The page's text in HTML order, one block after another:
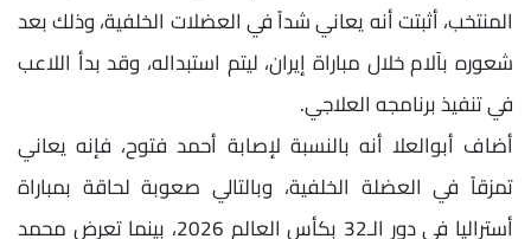
المنتخب، أثبتت أنه يعاني شداً في العضلات الخلفية، وذلك بعد
شعوره بآلام خلال مباراة إيران، ليتم استبداله، وقد بدأ اللاعب
في تنفيذ برنامجه العلاجي.
أضاف أبوالعلا أنه بالنسبة لإصابة أحمد فتوح، فإنه يعاني
تمزقاً في العضلة الخلفية، وبالتالي صعوبة لحاقة بمباراة
أستراليا في دور الـ32 بكأس العالم 2026، بينما تعرض محمد